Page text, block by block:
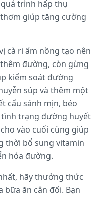
trình hấp thụ
giúp tăng cường
cà ri ấm nồng tạo nên
đường, còn gừng
kiểm soát đường
súp và thêm một
cấu sánh mịn, béo
tình trạng đường huyết
vào cuối cùng giúp
thời bổ sung vitamin
hóa đường.
hãy thưởng thức
bữa ăn cân đối. Bạn